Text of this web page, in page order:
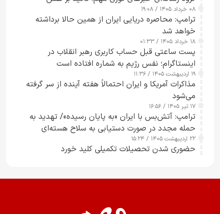
رسانه‌های هوشمند و مسئول در ارتقای آگاهی عمومی
۰۸ خرداد ۱۴۰۵ / ۱۹:۰۸
ترامپ: محاصره دریایی ایران از همین حالا برداشته
خواهد شد
۱۸ خرداد ۱۴۰۵ / ۰۱:۳۳
پست ساعتی قبل حساب کاربری رهبر انقلاب در
اینستاگرام؛ نفس رژیم به شماره افتاده است​
۱۹ اردیبهشت ۱۴۰۵ / ۱۱:۳۶
مذاکرات آمریکا و ایران احتمالاً هفته آینده از سر گرفته
می‌شود
۱۷ تیر ۱۴۰۵ / ۱۶:۵۶
ترامپ: آتش‌بس با ایران «به پایان رسیده»/ تهدید به
حمله مجدد در صورت دستیابی به سلاح هسته‌ای
۲۲ اردیبهشت ۱۴۰۵ / ۱۵:۲۴
حضوری شدن تحصیلات تکمیلی کلید خورد